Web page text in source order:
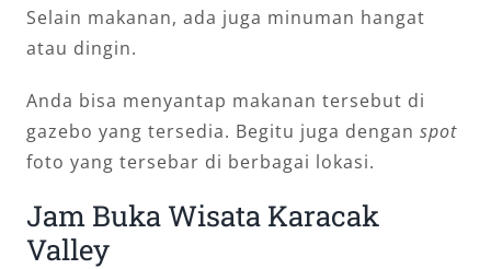
Selain makanan, ada juga minuman hangat
atau dingin.
Anda bisa menyantap makanan tersebut di
gazebo yang tersedia. Begitu juga dengan spot
foto yang tersebar di berbagai lokasi.
Jam Buka Wisata Karacak
Valley